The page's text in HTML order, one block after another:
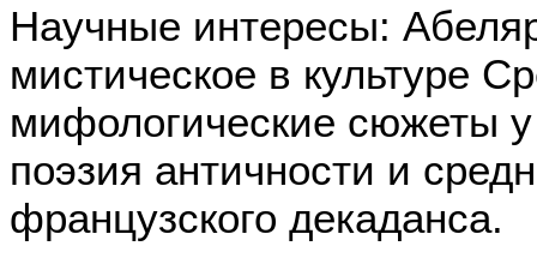
Научные интересы:
мистическое в культуре
мифологические сюжеты
поэзия античности и
французского декаданса.